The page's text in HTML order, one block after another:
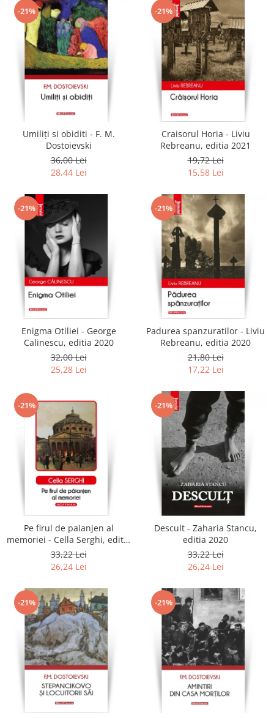
-21%
Umiliți si obiditi - F. M.
Dostoievski
36,00 Lei
28,44 Lei
-21%
Craisorul Horia - Liviu
Rebreanu, editia 2021
19,72 Lei
15,58 Lei
-21%
Enigma Otiliei - George
Calinescu, editia 2020
32,00 Lei
25,28 Lei
-21%
Padurea spanzuratilor - Liviu
Rebreanu, editia 2020
21,80 Lei
17,22 Lei
-21%
Pe firul de paianjen al
memoriei - Cella Serghi, editia
2020
33,22 Lei
26,24 Lei
-21%
Descult - Zaharia Stancu,
editia 2020
33,22 Lei
26,24 Lei
-21% -21%